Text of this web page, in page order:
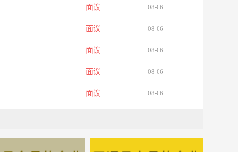
面议 08-06
面议 08-06
面议 08-06
面议 08-06
面议 08-06